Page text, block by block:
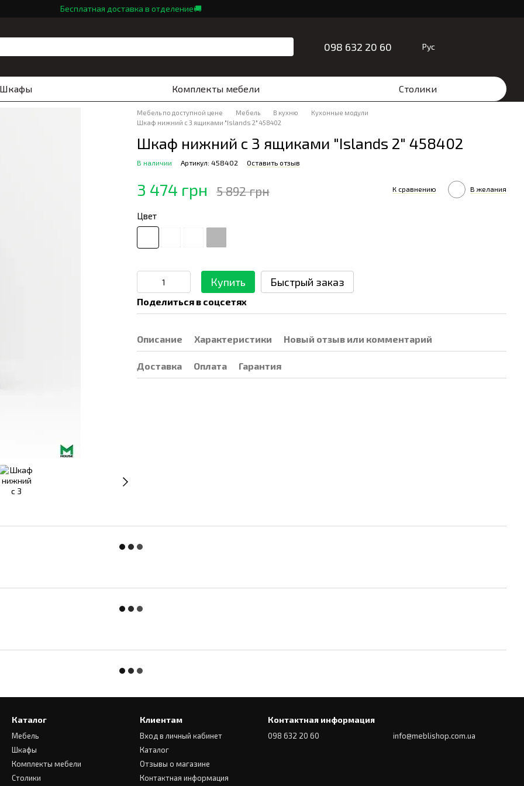
Бесплатная доставка в отделение🚚
098 632 20 60 Рус
Шкафы Комплекты мебели Столики
Мебель по доступной цене Мебель В кухню
Кухонные модули
Шкаф нижний с 3 ящиками "Islands 2" 458402
Шкаф нижний с 3 ящиками "Islands 2" 458402
В наличии Артикул: 458402 Оставить отзыв
3 474 грн 5 892 грн К сравнению В желания
Цвет
Купить Быстрый заказ
Поделиться в соцсетях
Описание Характеристики Новый отзыв или комментарий
Доставка Оплата Гарантия
Каталог
Мебель
Шкафы
Комплекты мебели
Столики
Клиентам
Вход в личный кабинет
Каталог
Отзывы о магазине
Контактная информация
Контактная информация
098 632 20 60 info@meblishop.com.ua